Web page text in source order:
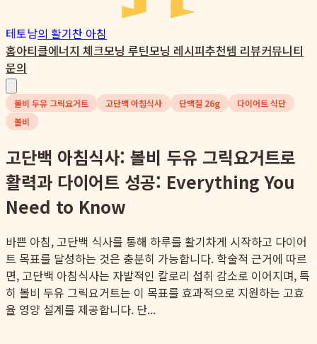
테토남의 활기찬 아침
홈아티클에너지 체크모닝 루틴모닝 레시피추천템 리뷰커뮤니티
문의
볼비 두유 그릭요거트 고단백 아침식사 단백질 26g
다이어트 식단
볼비
고단백 아침식사: 볼비 두유 그릭요거트로
활력과 다이어트 성공: Everything You
Need to Know
바쁜 아침, 고단백 식사를 통해 하루를 활기차게 시작하고 다이어
트 목표를 달성하는 것은 충분히 가능합니다. 학술적 근거에 따르
면, 고단백 아침식사는 자발적인 칼로리 섭취 감소로 이어지며, 특
히 볼비 두유 그릭요거트는 이 목표를 효과적으로 지원하는 고효
율 영양 설계를 제공합니다. 단...